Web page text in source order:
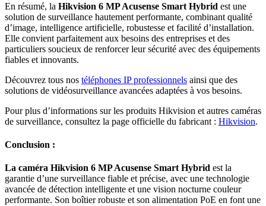
En résumé, la Hikvision 6 MP Acusense Smart Hybrid est une
solution de surveillance hautement performante, combinant qualité
d’image, intelligence artificielle, robustesse et facilité d’installation.
Elle convient parfaitement aux besoins des entreprises et des
particuliers soucieux de renforcer leur sécurité avec des équipements
fiables et innovants.
Découvrez tous nos téléphones IP professionnels ainsi que des
solutions de vidéosurveillance avancées adaptées à vos besoins.
Pour plus d’informations sur les produits Hikvision et autres caméras
de surveillance, consultez la page officielle du fabricant : Hikvision.
Conclusion :
La caméra Hikvision 6 MP Acusense Smart Hybrid est la
garantie d’une surveillance fiable et précise, avec une technologie
avancée de détection intelligente et une vision nocturne couleur
performante. Son boîtier robuste et son alimentation PoE en font une